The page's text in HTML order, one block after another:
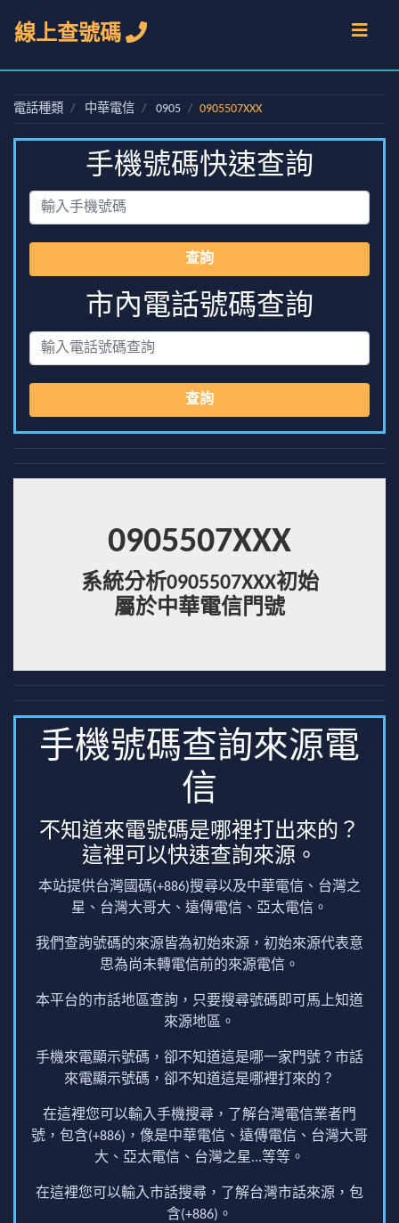
線上查號碼
電話種類 中華電信 0905 0905507XXX
手機號碼快速查詢
查詢
市內電話號碼查詢
查詢
0905507XXX
系統分析0905507XXX初始
屬於中華電信門號
手機號碼查詢來源電
信
不知道來電號碼是哪裡打出來的？
這裡可以快速查詢來源。
本站提供台灣國碼(+886)搜尋以及中華電信、台灣之
星、台灣大哥大、遠傳電信、亞太電信。
我們查詢號碼的來源皆為初始來源，初始來源代表意
思為尚未轉電信前的來源電信。
本平台的市話地區查詢，只要搜尋號碼即可馬上知道
來源地區。
手機來電顯示號碼，卻不知道這是哪一家門號？市話
來電顯示號碼，卻不知道這是哪裡打來的？
在這裡您可以輸入手機搜尋，了解台灣電信業者門
號，包含(+886)，像是中華電信、遠傳電信、台灣大哥
大、亞太電信、台灣之星...等等。
在這裡您可以輸入市話搜尋，了解台灣市話來源，包
含(+886)。